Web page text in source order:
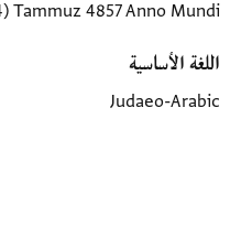
Tammuz 4857 Anno Mundi (14 يونيو 1097–12 يوليو 1097 CE)
اللغة الأساسية
Judaeo-Arabic